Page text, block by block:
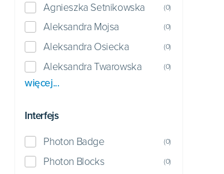
Agnieszka Setnikowska (0)
Aleksandra Mojsa (0)
Aleksandra Osiecka (0)
Aleksandra Twarowska (0)
więcej...
Interfejs
Photon Badge (0)
Photon Blocks (0)